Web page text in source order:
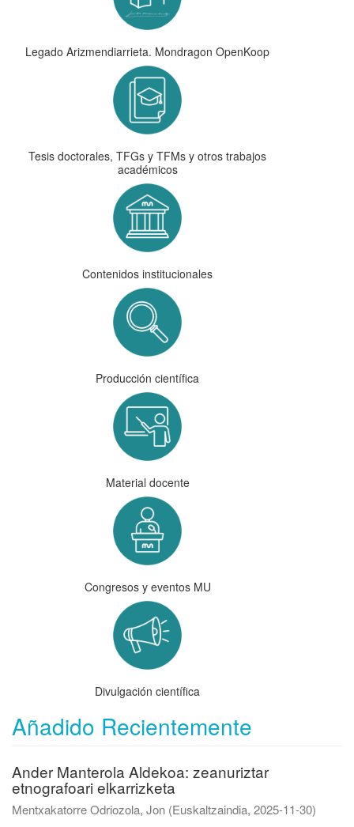
Legado Arizmendiarrieta. Mondragon OpenKoop
Tesis doctorales, TFGs y TFMs y otros trabajos
académicos
Contenidos institucionales
Producción científica
Material docente
Congresos y eventos MU
Divulgación científica
Añadido Recientemente
Ander Manterola Aldekoa: zeanuriztar
etnografoari elkarrizketa
Mentxakatorre Odriozola, Jon (Euskaltzaindia, 2025-11-30)